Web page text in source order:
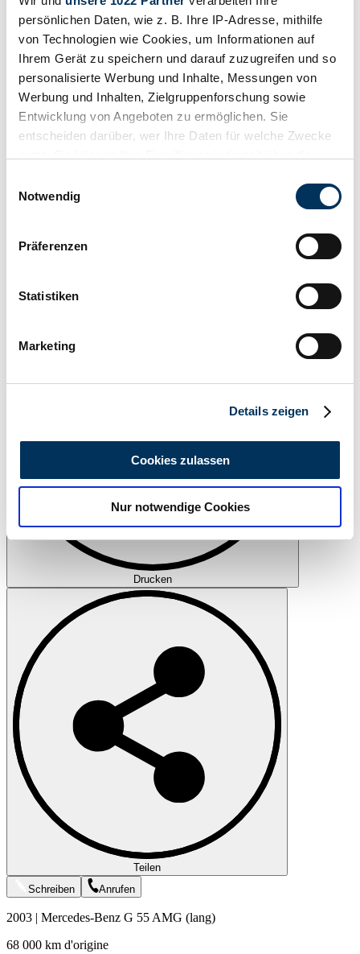
persönlichen Daten, wie z. B. Ihre IP-Adresse, mithilfe
von Technologien wie Cookies, um Informationen auf
Ihrem Gerät zu speichern und darauf zuzugreifen und so
personalisierte Werbung und Inhalte, Messungen von
Werbung und Inhalten, Zielgruppenforschung sowie
Entwicklung von Angeboten zu ermöglichen. Sie
entscheiden darüber, wer Ihre Daten für welche Zwecke
Trigger Symbol ändern oder widerrufen
Informationen über Ihre geografische Lage
können
bestimmten Merkmalen (Fingerprinting) identifizieren
Erfahren Sie mehr darüber, wie Ihre persönlichen Daten
analysieren. Außerdem geben wir Informationen zu Ihrer
Verwendung unserer Website an unsere Partner für
soziale Medien, Werbung und Analysen weiter. Unsere
Partner führen diese Informationen möglicherweise mit
weiteren Daten zusammen, die Sie ihnen bereitgestellt
haben oder die sie im Rahmen Ihrer Nutzung der Dienste
gesammelt haben.
Datenschutzerklärung
Notwendig
Präferenzen
Statistiken
Marketing
Details zeigen
Cookies zulassen
Nur notwendige Cookies
Drucken
Teilen
Schreiben
Anrufen
2003 | Mercedes-Benz G 55 AMG (lang)
68 000 km d'origine